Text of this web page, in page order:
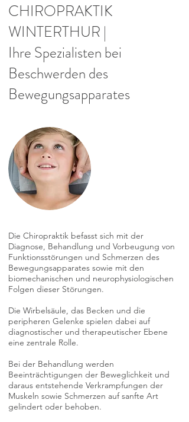
CHIROPRAKTIK
WINTERTHUR |
Ihre Spezialisten bei
Beschwerden des
Bewegungsapparates
Die Chiropraktik befasst sich mit der
Diagnose, Behandlung und Vorbeugung von
Funktionsstörungen und Schmerzen des
Bewegungsapparates sowie mit den
biomechanischen und neurophysiologischen
Folgen dieser Störungen.
Die Wirbelsäule, das Becken und die
peripheren Gelenke spielen dabei auf
diagnostischer und therapeutischer Ebene
eine zentrale Rolle.
Bei der Behandlung werden
Beeinträchtigungen der Beweglichkeit und
daraus entstehende Verkrampfungen der
Muskeln sowie Schmerzen auf sanfte Art
gelindert oder behoben.